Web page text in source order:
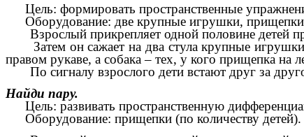
Цель: формировать пространственные
Оборудование: две крупные игрушки,
Взрослый прикрепляет одной половине детей
Затем он сажает на два стула крупные игрушки
правом рукаве, а собака – тех, у кого прищепка на
По сигналу взрослого дети встают друг за
Найди пару.
Цель: развивать пространственную
Оборудование: прищепки (по количеству детей).